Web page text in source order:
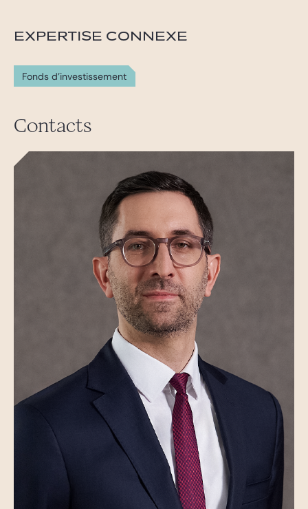
EXPERTISE CONNEXE
Fonds d'investissement
Contacts